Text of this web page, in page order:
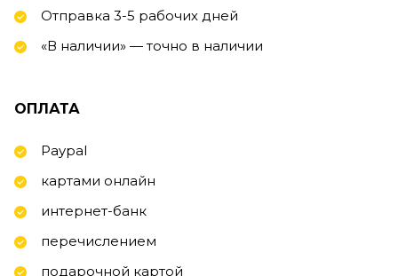
Отправка 3-5 рабочих дней
«В наличии» — точно в наличии
ОПЛАТА
Paypal
картами онлайн
интернет-банк
перечислением
подарочной картой